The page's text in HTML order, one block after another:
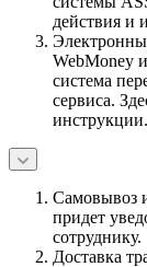
действия и
WebMoney
система
сервиса.
инструкции.
Самовывоз
придет
сотруднику.
Доставка